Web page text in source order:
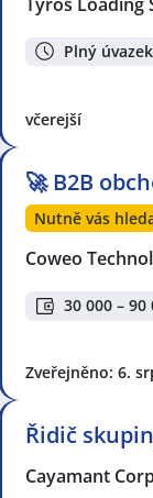
Plný úvazek
včerejší
🚀 B2B
Nutně vás
Coweo
30 000 – 90
Zveřejněno: 6.
Řidič
Cayamant